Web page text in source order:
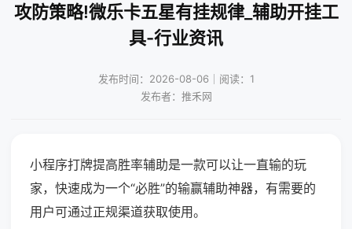
攻防策略!微乐卡五星有挂规律_辅助开挂工
具-行业资讯
发布时间：2026-08-06｜阅读：1
发布者：推禾网
小程序打牌提高胜率辅助是一款可以让一直输的玩
家，快速成为一个“必胜”的输赢辅助神器，有需要的
用户可通过正规渠道获取使用。